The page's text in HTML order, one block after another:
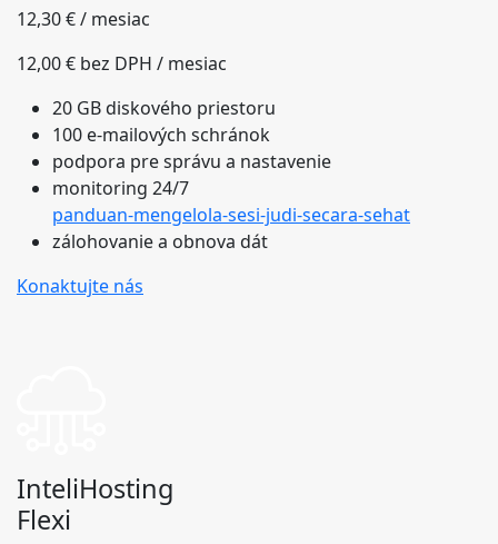
12,30 € / mesiac
12,00 € bez DPH / mesiac
20 GB diskového priestoru
100 e-mailových schránok
podpora pre správu a nastavenie
monitoring 24/7
panduan-mengelola-sesi-judi-secara-sehat
zálohovanie a obnova dát
Konaktujte nás
InteliHosting
Flexi